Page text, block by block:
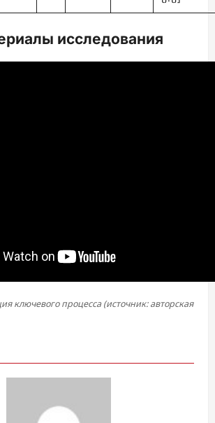
исследования
ключевого процесса (источник: авторская